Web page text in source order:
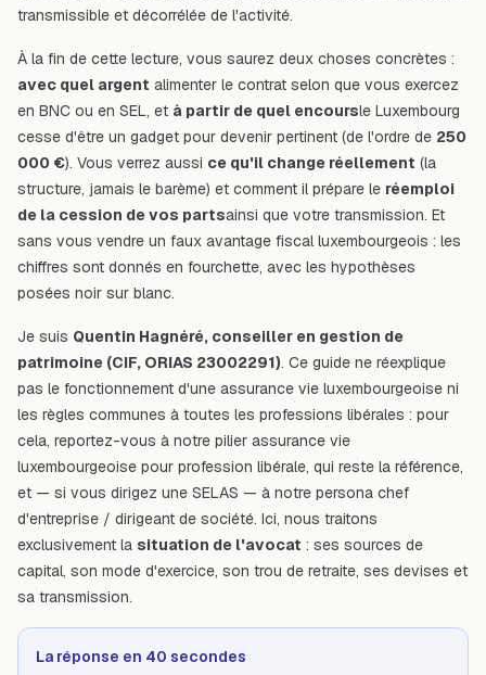
transmissible et décorrélée de l'activité.
À la fin de cette lecture, vous saurez deux choses concrètes :
avec quel argent alimenter le contrat selon que vous exercez
en BNC ou en SEL, et à partir de quel encoursle Luxembourg
cesse d'être un gadget pour devenir pertinent (de l'ordre de 250
000 €). Vous verrez aussi ce qu'il change réellement (la
structure, jamais le barème) et comment il prépare le réemploi
de la cession de vos partsainsi que votre transmission. Et
sans vous vendre un faux avantage fiscal luxembourgeois : les
chiffres sont donnés en fourchette, avec les hypothèses
posées noir sur blanc.
Je suis Quentin Hagnéré, conseiller en gestion de
patrimoine (CIF, ORIAS 23002291). Ce guide ne réexplique
pas le fonctionnement d'une assurance vie luxembourgeoise ni
les règles communes à toutes les professions libérales : pour
cela, reportez-vous à notre pilier assurance vie
luxembourgeoise pour profession libérale, qui reste la référence,
et — si vous dirigez une SELAS — à notre persona chef
d'entreprise / dirigeant de société. Ici, nous traitons
exclusivement la situation de l'avocat : ses sources de
capital, son mode d'exercice, son trou de retraite, ses devises et
sa transmission.
La réponse en 40 secondes